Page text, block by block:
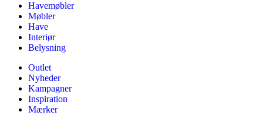
Havemøbler
Møbler
Have
Interiør
Belysning
Outlet
Nyheder
Kampagner
Inspiration
Mærker